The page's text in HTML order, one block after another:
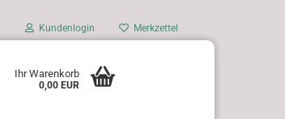
Kundenlogin Merkzettel
Ihr Warenkorb
0,00 EUR